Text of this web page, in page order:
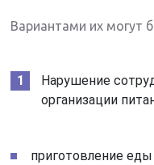
Вариантами их могут
Нарушение
организации
приготовление